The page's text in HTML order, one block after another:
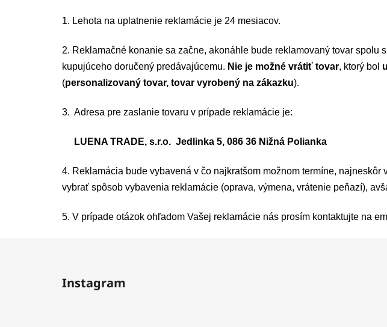
1. Lehota na uplatnenie reklamácie je 24 mesiacov.
2. Reklamačné konanie sa začne, akonáhle bude reklamovaný tovar
kupujúceho doručený predávajúcemu. Nie je možné vrátiť tovar, ktorý bol
(personalizovaný tovar, tovar vyrobený na zákazku).
3. Adresa pre zaslanie tovaru v prípade reklamácie je:
LUENA TRADE, s.r.o. Jedlinka 5, 086 36 Nižná Polianka
4. Reklamácia bude vybavená v čo najkratšom možnom termíne,
vybrať spôsob vybavenia reklamácie (oprava, výmena, vrátenie peňazí),
5. V prípade otázok ohľadom Vašej reklamácie nás prosím kontaktujte na
Instagram